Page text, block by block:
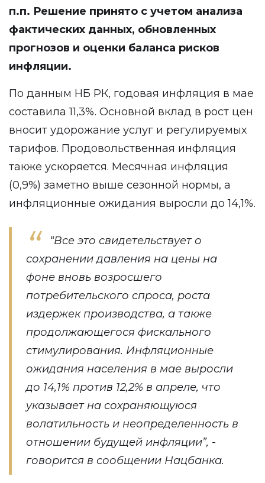
п.п. Решение принято с учетом анализа
фактических данных, обновленных
прогнозов и оценки баланса рисков
инфляции.
По данным НБ РК, годовая инфляция в мае
составила 11,3%. Основной вклад в рост цен
вносит удорожание услуг и регулируемых
тарифов. Продовольственная инфляция
также ускоряется. Месячная инфляция
(0,9%) заметно выше сезонной нормы, а
инфляционные ожидания выросли до 14,1%.
“Все это свидетельствует о
сохранении давления на цены на
фоне вновь возросшего
потребительского спроса, роста
издержек производства, а также
продолжающегося фискального
стимулирования. Инфляционные
ожидания населения в мае выросли
до 14,1% против 12,2% в апреле, что
указывает на сохраняющуюся
волатильность и неопределенность в
отношении будущей инфляции”, -
говорится в сообщении Нацбанка.